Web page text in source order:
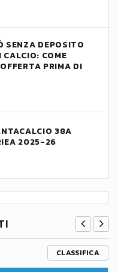
SENZA DEPOSITO
COME
PRIMA DI
38A
2025-26
CLASSIFICA